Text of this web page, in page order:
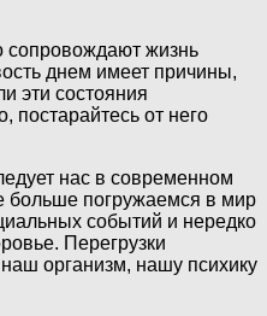
сопровождают жизнь
днем имеет причины,
эти состояния
постарайтесь от него
нас в современном
погружаемся в мир
событий и нередко
Перегрузки
организм, нашу психику